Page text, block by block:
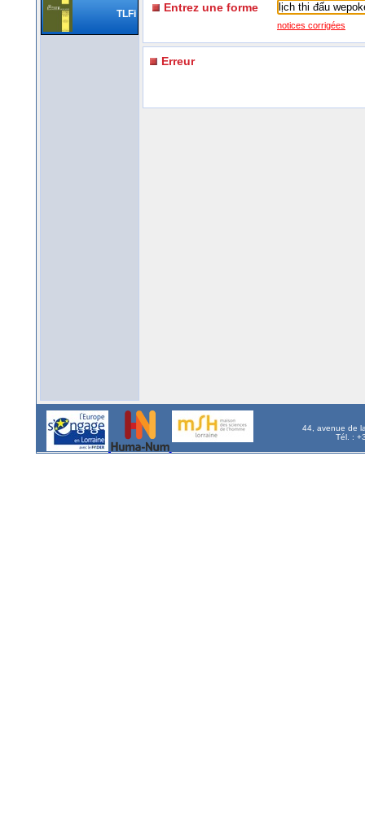
TLFi Entrez une forme
notices corrigées
Erreur
44, avenue de
Tél. :